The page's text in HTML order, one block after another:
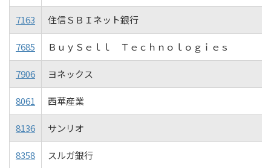
7163 住信ＳＢＩネット銀行
7685 ＢｕｙＳｅｌｌ Ｔｅｃｈｎｏｌｏｇｉｅｓ
7906 ヨネックス
8061 西華産業
8136 サンリオ
8358 スルガ銀行